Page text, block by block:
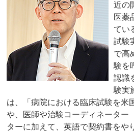
近の
医薬
てい
試験
で高
験を
認識
験実
は、「病院における臨床試験を米
や、医師や治験コーディネーター
ターに加えて、英語で契約書をや